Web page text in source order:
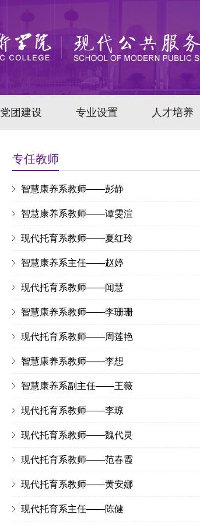
党团建设 专业设置 人才培养
专任教师
智慧康养系教师——彭静
智慧康养系教师——谭雯渲
现代托育系教师——夏红玲
智慧康养系主任——赵婷
现代托育系教师——闻慧
智慧康养系教师——李珊珊
现代托育系教师——周莲艳
智慧康养系教师——李想
智慧康养系副主任——王薇
现代托育系教师——李琼
现代托育系教师——魏代灵
现代托育系教师——范春霞
现代托育系教师——黄安娜
现代托育系主任——陈健